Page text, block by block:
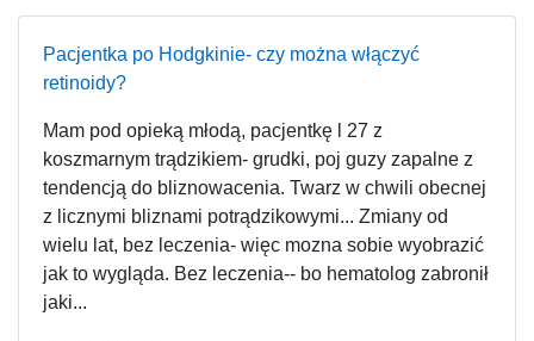
Pacjentka po Hodgkinie- czy można włączyć
retinoidy?
Mam pod opieką młodą, pacjentkę l 27 z
koszmarnym trądzikiem- grudki, poj guzy zapalne z
tendencją do bliznowacenia. Twarz w chwili obecnej
z licznymi bliznami potrądzikowymi... Zmiany od
wielu lat, bez leczenia- więc mozna sobie wyobrazić
jak to wygląda. Bez leczenia-- bo hematolog zabronił
jaki...